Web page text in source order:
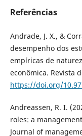
Referências
Andrade, J. X., &
desempenho dos
empíricas de
econômica. Revista
https://doi.org/
Andreassen, R. I.
roles: a
Journal of